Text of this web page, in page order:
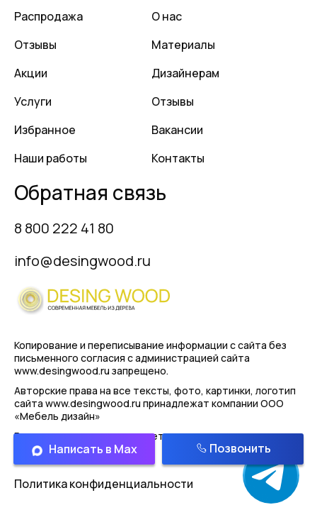
Распродажа
Отзывы
Акции
Услуги
Избранное
Наши работы
О нас
Материалы
Дизайнерам
Отзывы
Вакансии
Контакты
Обратная связь
8 800 222 41 80
info@desingwood.ru
Копирование и переписывание информации с сайта без
письменного согласия с администрацией сайта
www.desingwood.ru запрещено.
Авторские права на все тексты, фото, картинки, логотип
сайта www.desingwood.ru принадлежат компании ООО
«Мебель дизайн»
Реальные изделия могут иметь отличая от картинок
представленным на сайте!
Политика конфиденциальности
Написать в Max Позвонить